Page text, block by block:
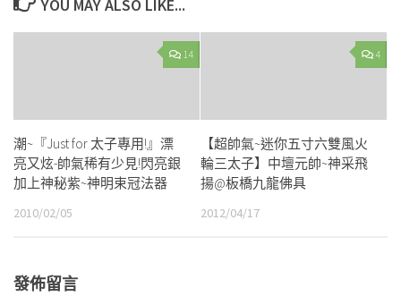
YOU MAY ALSO LIKE...
14
潮~『Just for 太子專用!』漂
亮又炫-帥氣稀有少見!閃亮銀
加上神秘紫~神明束冠法器
2010/02/05
4
【超帥氣~迷你五寸六雙風火
輪三太子】中壇元帥~神采飛
揚@板橋九龍佛具
2012/04/17
發佈留言